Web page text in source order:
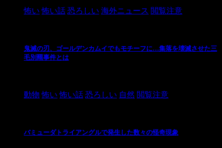
怖い 怖い話 恐ろしい 海外ニュース 閲覧注意
鬼滅の刃、ゴールデンカムイでもモチーフに…集落を壊滅させた三
毛別羆事件とは
動物 怖い 怖い話 恐ろしい 自然 閲覧注意
バミューダトライアングルで発生した数々の怪奇現象